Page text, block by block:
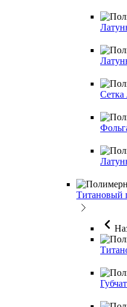
Сетка
Титановый